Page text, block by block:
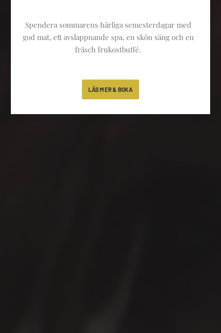
Spendera sommarens härliga semesterdagar med
god mat, ett avslappnande spa, en skön säng och en
fräsch frukostbuffé.
LÄS MER & BOKA